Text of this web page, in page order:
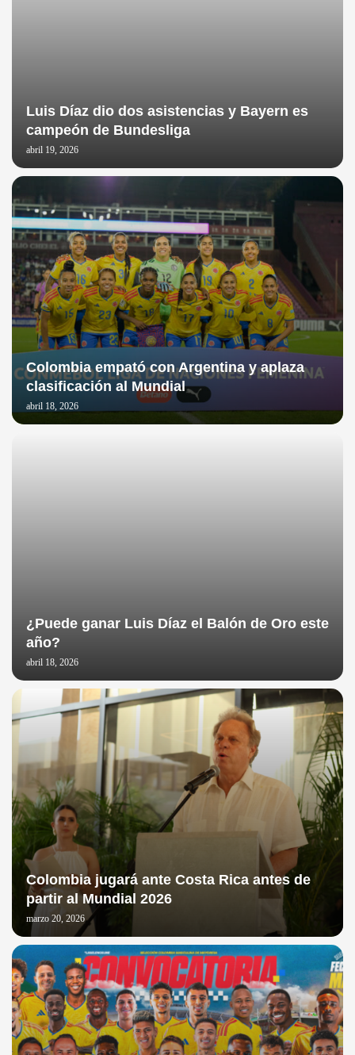
Luis Díaz dio dos asistencias y Bayern es
campeón de Bundesliga
abril 19, 2026
Colombia empató con Argentina y aplaza
clasificación al Mundial
abril 18, 2026
¿Puede ganar Luis Díaz el Balón de Oro este
año?
abril 18, 2026
Colombia jugará ante Costa Rica antes de
partir al Mundial 2026
marzo 20, 2026